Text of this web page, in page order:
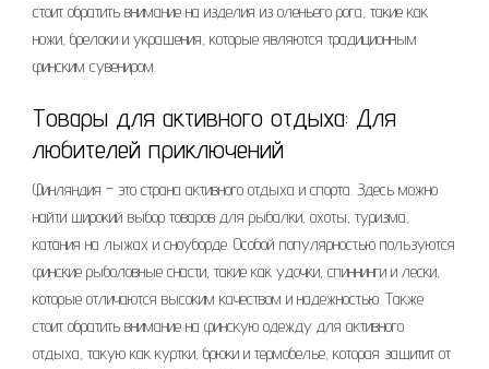
стоит обратить внимание на изделия из оленьего рога, такие как
ножи, брелоки и украшения, которые являются традиционным
финским сувениром.
Товары для активного отдыха: Для
любителей приключений
Финляндия – это страна активного отдыха и спорта. Здесь можно
найти широкий выбор товаров для рыбалки, охоты, туризма,
катания на лыжах и сноуборде. Особой популярностью пользуются
финские рыболовные снасти, такие как удочки, спиннинги и лески,
которые отличаются высоким качеством и надежностью. Также
стоит обратить внимание на финскую одежду для активного
отдыха, такую как куртки, брюки и термобелье, которая защитит от